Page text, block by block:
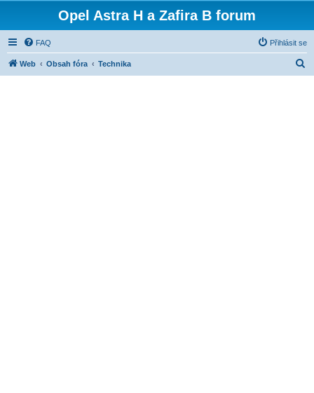
Opel Astra H a Zafira B forum
FAQ Přihlásit se
Web Obsah fóra Technika